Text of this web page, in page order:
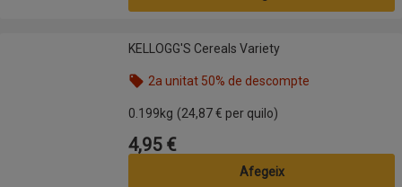
KELLOGG'S Cereals VarietyKELLOGG'S Cereals Variety
2a unitat 50% de descompte
0.199kg (24,87 € per quilo)
Preu
4,95 €
Afegeix